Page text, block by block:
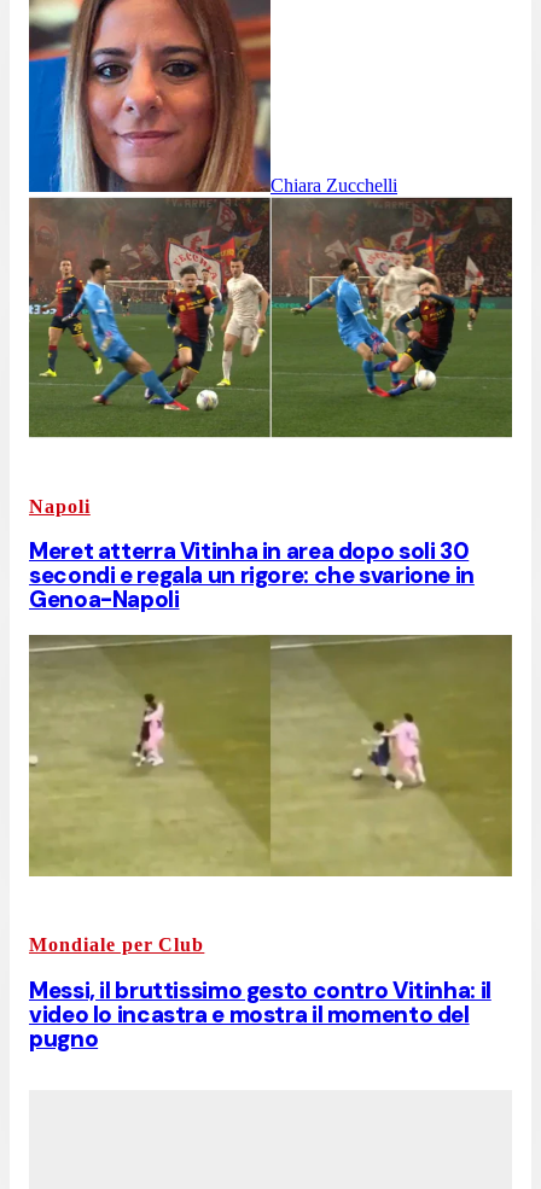
Chiara Zucchelli
Napoli
Meret atterra Vitinha in area dopo soli 30
secondi e regala un rigore: che svarione in
Genoa-Napoli
Mondiale per Club
Messi, il bruttissimo gesto contro Vitinha: il
video lo incastra e mostra il momento del
pugno